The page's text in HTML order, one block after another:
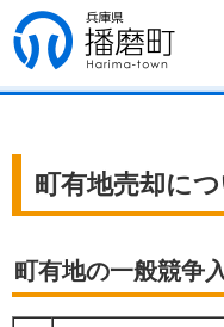
兵庫県 播磨
町
町有地売却に
町有地の一般競争